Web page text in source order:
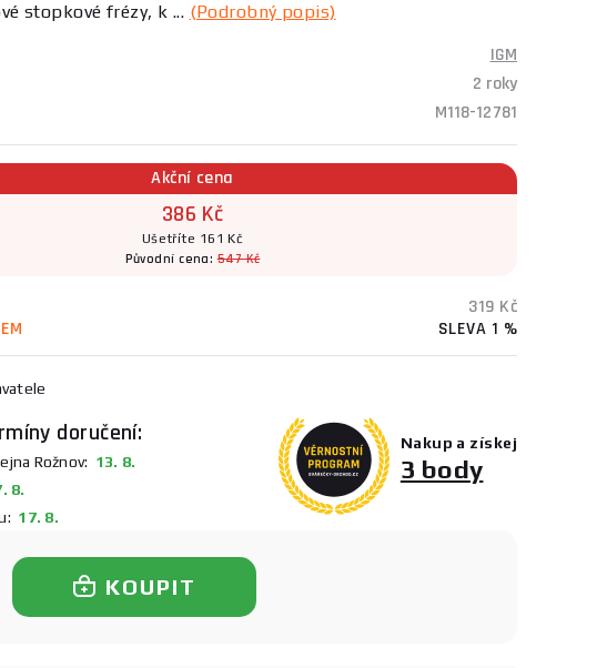
stopkové frézy, k ... (Podrobný popis)
IGM
2 roky
M118-12781
Akční cena
386 Kč
Ušetříte 161 Kč
Původní cena:547 Kč
319 Kč
SLEVA 1 %
doručení:
Rožnov: 13. 8.
8.
17. 8.
Nakup a získej
3 body
KOUPIT